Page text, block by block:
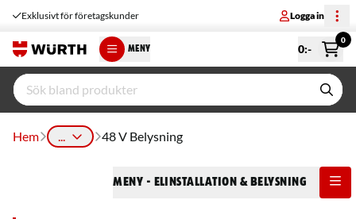
Exklusivt för företagskunder Logga in
MENY 0:-
0
Hem ... 48 V Belysning
Meny - Elinstallation & Belysning